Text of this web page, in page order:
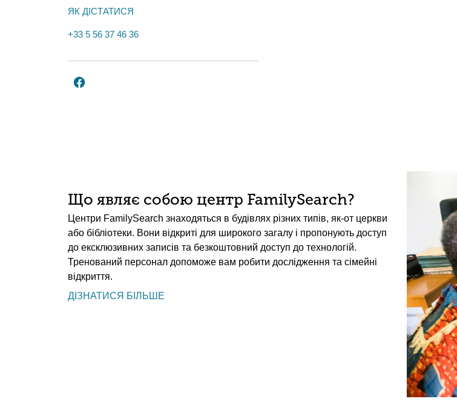
ЯК ДІСТАТИСЯ
+33 5 56 37 46 36
Що являє собою центр FamilySearch?
Центри FamilySearch знаходяться в будівлях різних типів, як-от церкви
або бібліотеки. Вони відкриті для широкого загалу і пропонують доступ
до ексклюзивних записів та безкоштовний доступ до технологій.
Тренований персонал допоможе вам робити дослідження та сімейні
відкриття.
ДІЗНАТИСЯ БІЛЬШЕ